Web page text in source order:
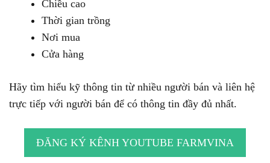
Chiều cao
Thời gian trồng
Nơi mua
Cửa hàng
Hãy tìm hiểu kỹ thông tin từ nhiều người bán và liên hệ
trực tiếp với người bán để có thông tin đầy đủ nhất.
ĐĂNG KÝ KÊNH YOUTUBE FARMVINA